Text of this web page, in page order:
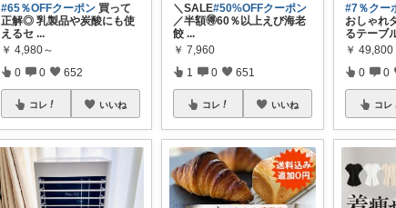
#65％OFFクーポン 買って
正解◎ 乳製品や炭酸にも使
えるセ ...
￥ 4,980～
0 0 652
コレ いいね
＼SALE#50%OFFクーポン
／半額🉐60％以上えび海老
餃 ...
￥ 7,960
1 0 651
コレ いいね
#7％クー
おしゃれ
るテーブ
￥ 49,800
0 0
コレ